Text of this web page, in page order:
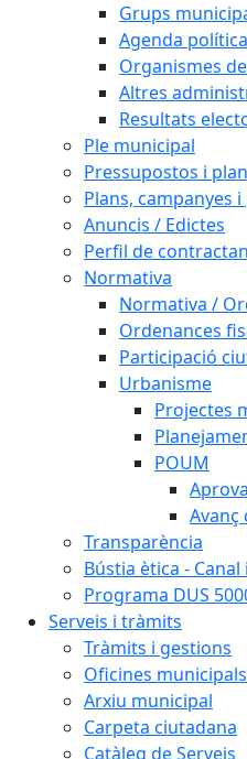
Grups
Agenda política
Organismes
Altres
Resultats
Ple municipal
Pressupostos i
Plans, campanyes
Anuncis / Edictes
Perfil de
Normativa
Normativa /
Ordenances
Participació
Urbanisme
Projectes
POUM
Avanç
Transparència
Bústia ètica -
Programa DUS
Serveis i tràmits
Tràmits i gestions
Oficines municipals
Arxiu municipal
Carpeta ciutadana
Catàleg de Serveis